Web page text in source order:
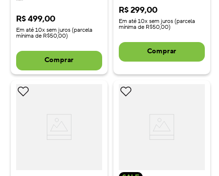
R$499,00
Em até 10x sem juros (parcela
mínima de R$50,00)
Comprar
R$299,00
Em até 10x sem juros (parcela
mínima de R$50,00)
Comprar